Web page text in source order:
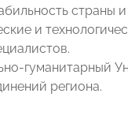
страны
и
гуманитарный
региона.